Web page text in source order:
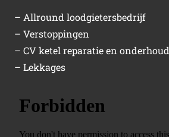
– Allround loodgietersbedrijf
– Verstoppingen
– CV ketel reparatie en onderhoud
– Lekkages